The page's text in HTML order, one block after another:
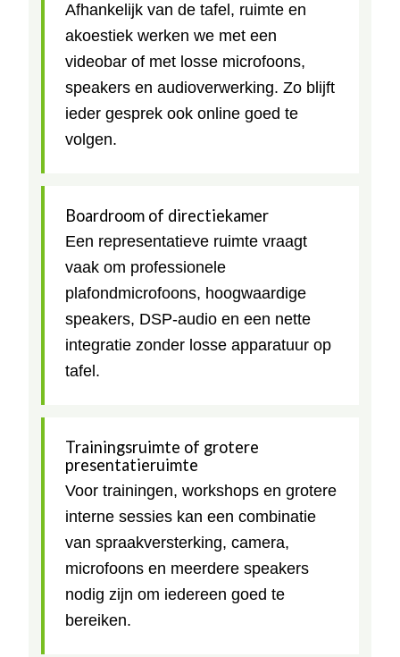
Afhankelijk van de tafel, ruimte en
akoestiek werken we met een
videobar of met losse microfoons,
speakers en audioverwerking. Zo blijft
ieder gesprek ook online goed te
volgen.
Boardroom of directiekamer
Een representatieve ruimte vraagt
vaak om professionele
plafondmicrofoons, hoogwaardige
speakers, DSP-audio en een nette
integratie zonder losse apparatuur op
tafel.
Trainingsruimte of grotere
presentatieruimte
Voor trainingen, workshops en grotere
interne sessies kan een combinatie
van spraakversterking, camera,
microfoons en meerdere speakers
nodig zijn om iedereen goed te
bereiken.